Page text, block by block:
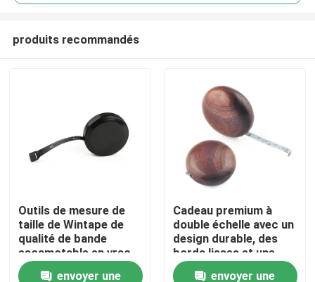
Produits
Au sujet de nous
produits recommandés
Outils de mesure de
taille de Wintape de
qualité de bande
escamotable en vrac
en gros de corps noir
envoyer une
Cadeau premium à
double échelle avec un
design durable, des
bords lisses et une
lame large de 6 mm
envoyer une